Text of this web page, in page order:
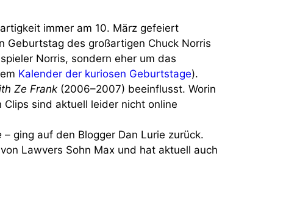
immer am 10. März gefeiert
Geburtstag des großartigen Chuck Norris
Norris, sondern eher um das
Kalender der kuriosen Geburtstage).
Ze Frank (2006–2007) beeinflusst. Worin
sind aktuell leider nicht online
– ging auf den Blogger Dan Lurie zurück.
Lawvers Sohn Max und hat aktuell auch